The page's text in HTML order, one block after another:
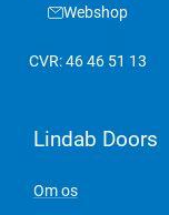
Webshop
CVR: 46 46 51 13
Lindab Doors
Om os